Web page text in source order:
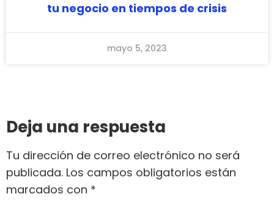
tu negocio en tiempos de crisis
mayo 5, 2023
Deja una respuesta
Tu dirección de correo electrónico no será
publicada. Los campos obligatorios están
marcados con *